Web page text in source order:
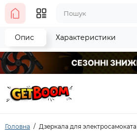
Головна Дзеркала для
Опис Характеристики